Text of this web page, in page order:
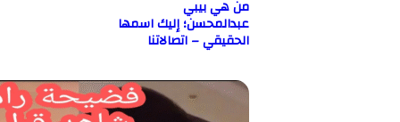
من هي بيبي
عبدالمحسن؛ إليك اسمها
الحقيقي – اتصالاتنا